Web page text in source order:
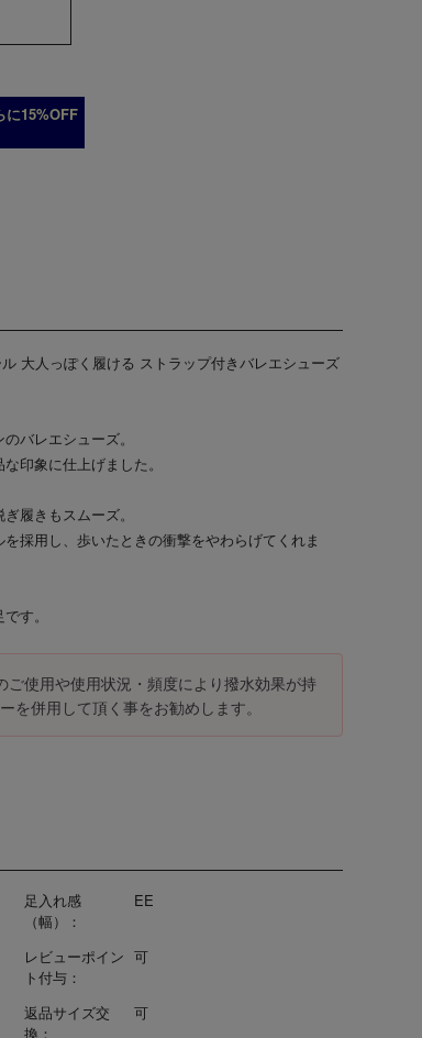
足入れ感
（幅）：
EE
レビューポイン
ト付与：
可
返品サイズ交
換：
可
大人っぽく履ける ストラップ付きバレエシューズ
バレエシューズ。
印象に仕上げました。
履きもスムーズ。
採用し、歩いたときの衝撃をやわらげてくれま
す。
使用や使用状況・頻度により撥水効果が持
を併用して頂く事をお勧めします。
15%OFF